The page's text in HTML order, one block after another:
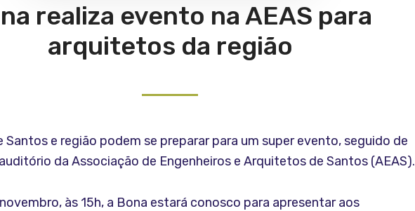
realiza evento na AEAS para
arquitetos da região
e região podem se preparar para um super evento, seguido de
da Associação de Engenheiros e Arquitetos de Santos (AEAS).
às 15h, a Bona estará conosco para apresentar aos